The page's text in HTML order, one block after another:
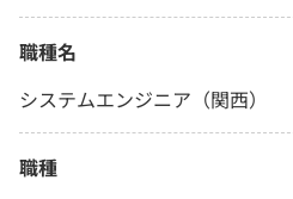
職種名
システムエンジニア（関西）
職種